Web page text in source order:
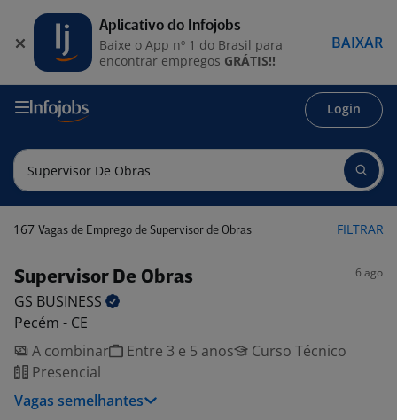
Login
167 Vagas de Emprego de Supervisor de Obras FILTRAR
Supervisor De Obras 6 ago
GS BUSINESS
Pecém - CE
A combinar
Entre 3 e 5 anos
Curso Técnico
Presencial
Vagas semelhantes
Aplicativo do Infojobs
Baixe o App nº 1 do Brasil para
encontrar empregos GRÁTIS!!
BAIXAR